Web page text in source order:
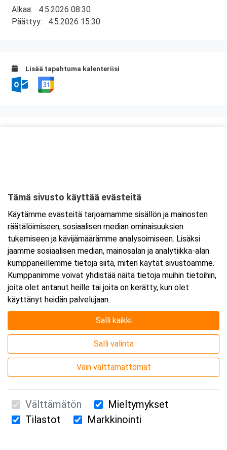
Alkaa: 4.5.2026 08:30
Päättyy: 4.5.2026 15:30
Lisää tapahtuma kalenteriisi
Tarkempi kartta ja ajo-ohjeet
Suomen Ensiapukoulutus Oy / Valimotie 21 / 00380 Helsinki
Tämä sivusto käyttää evästeitä
Käytämme evästeitä tarjoamamme sisällön ja mainosten
räätälöimiseen, sosiaalisen median ominaisuuksien
tukemiseen ja kävijämäärämme analysoimiseen. Lisäksi
jaamme sosiaalisen median, mainosalan ja analytiikka-alan
kumppaneillemme tietoja siitä, miten käytät sivustoamme.
Kumppanimme voivat yhdistää näitä tietoja muihin tietoihin,
joita olet antanut heille tai joita on kerätty, kun olet
käyttänyt heidän palvelujaan.
Salli kaikki
Salli valinta
Vain välttämättömät
Välttämätön
Mieltymykset
Tilastot
Markkinointi